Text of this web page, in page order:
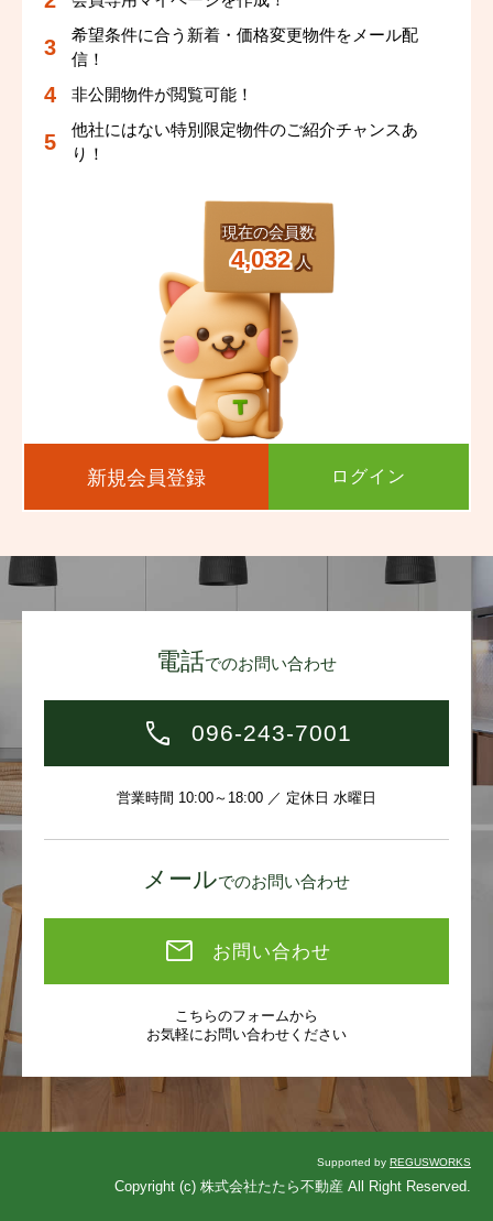
現在の会員数
4,032 人
希望条件に合う新着・価格変更物件をメール配
信！
非公開物件が閲覧可能！
他社にはない特別限定物件のご紹介チャンスあ
り！
新規会員登録 ログイン
電話でのお問い合わせ
096-243-7001
営業時間 10:00～18:00 ／ 定休日 水曜日
メールでのお問い合わせ
お問い合わせ
こちらのフォームから
お気軽にお問い合わせください
Supported by REGUSWORKS
Copyright (c) 株式会社たたら不動産 All Right Reserved.